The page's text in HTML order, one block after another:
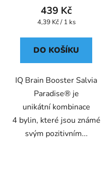
439 Kč
Měrná
4,39 Kč / 1 ks
DO KOŠÍKU
IQ Brain Booster Salvia
Paradise® je
unikátní kombinace
4 bylin, které jsou známé
svým pozitivním...